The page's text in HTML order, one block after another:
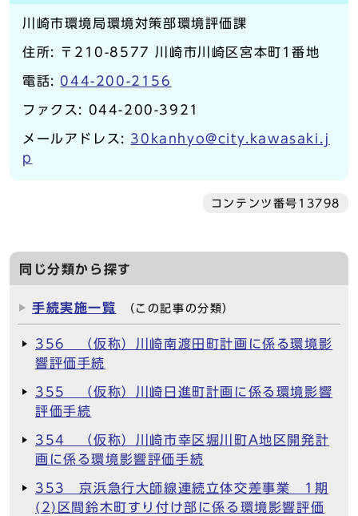
川崎市環境局環境対策部環境評価課
住所: 〒210-8577 川崎市川崎区宮本町1番地
電話: 044-200-2156
ファクス: 044-200-3921
メールアドレス: 30kanhyo@city.kawasaki.j
p
コンテンツ番号13798
同じ分類から探す
手続実施一覧 （この記事の分類）
356 （仮称）川崎南渡田町計画に係る環境影
響評価手続
355 （仮称）川崎日進町計画に係る環境影響
評価手続
354 （仮称）川崎市幸区堀川町A地区開発計
画に係る環境影響評価手続
353 京浜急行大師線連続立体交差事業 1期
(2)区間鈴木町すり付け部に係る環境影響評価